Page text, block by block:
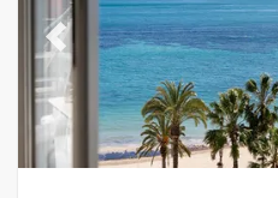
Servicios
Vistas
Previous